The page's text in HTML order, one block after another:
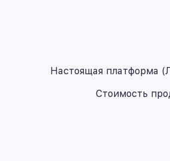
Настоящая платформа
Стоимость